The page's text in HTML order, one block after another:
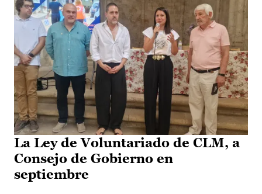
La Ley de Voluntariado de CLM, a
Consejo de Gobierno en
septiembre